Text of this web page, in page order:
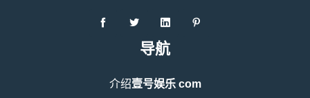
导航
介绍壹号娱乐 com